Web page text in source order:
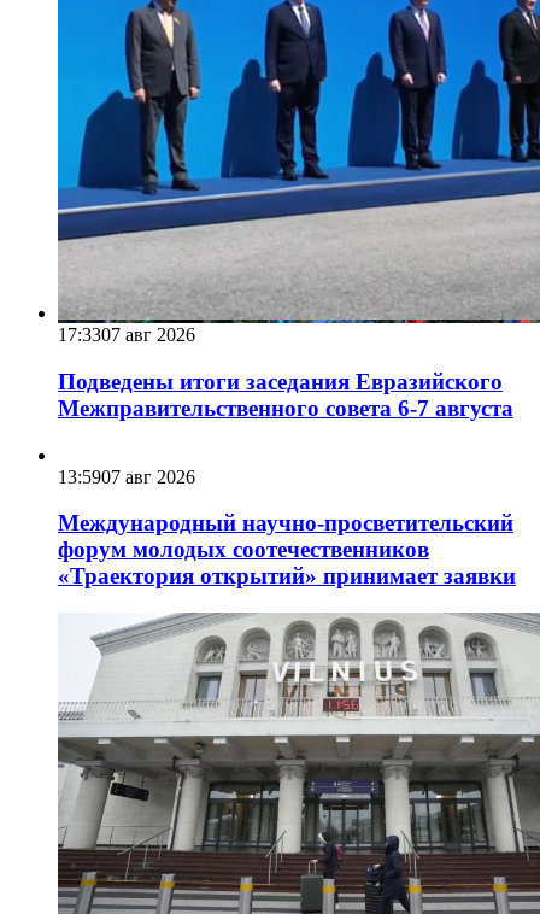
17:3307 авг 2026
Подведены итоги заседания Евразийского
Межправительственного совета 6-7 августа
13:5907 авг 2026
Международный научно-просветительский
форум молодых соотечественников
«Траектория открытий» принимает заявки